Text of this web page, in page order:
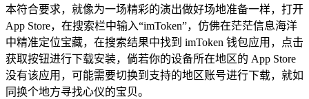
本符合要求，就像为一场精彩的演出做好场地准备一样，打开
App Store，在搜索栏中输入“imToken”，仿佛在茫茫信息海洋
中精准定位宝藏，在搜索结果中找到 imToken 钱包应用，点击
获取按钮进行下载安装，倘若你的设备所在地区的 App Store
没有该应用，可能需要切换到支持的地区账号进行下载，就如
同换个地方寻找心仪的宝贝。